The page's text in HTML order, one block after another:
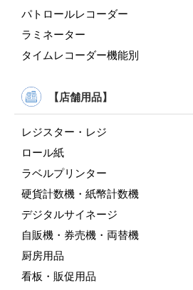
パトロールレコーダー
ラミネーター
タイムレコーダー機能別
【店舗用品】
レジスター・レジ
ロール紙
ラベルプリンター
硬貨計数機・紙幣計数機
デジタルサイネージ
自販機・券売機・両替機
厨房用品
看板・販促用品